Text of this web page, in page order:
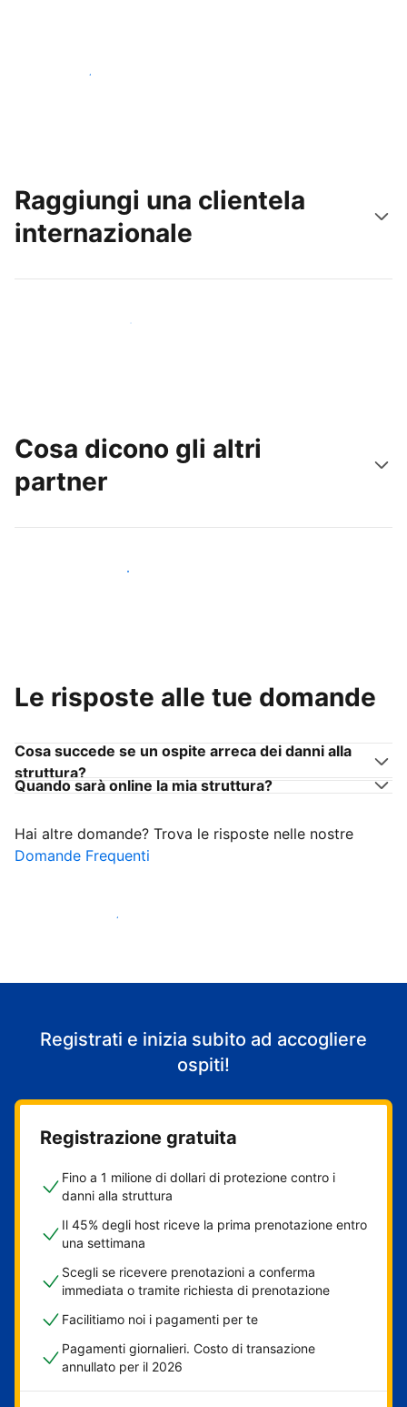
Inizia oggi stesso
Raggiungi una clientela
internazionale
Raggiungi subito nuovi ospiti
Cosa dicono gli altri
partner
Unisciti ad altri host come te
Le risposte alle tue domande
Cosa succede se un ospite arreca dei danni alla
struttura?
Quando sarà online la mia struttura?
Hai altre domande? Trova le risposte nelle nostre
Domande Frequenti
Inizia ad accogliere ospiti
Registrati e inizia subito ad accogliere
ospiti!
Registrazione gratuita
Fino a 1 milione di dollari di protezione contro i
danni alla struttura
Il 45% degli host riceve la prima prenotazione entro
una settimana
Scegli se ricevere prenotazioni a conferma
immediata o tramite richiesta di prenotazione
Facilitiamo noi i pagamenti per te
Pagamenti giornalieri. Costo di transazione
annullato per il 2026